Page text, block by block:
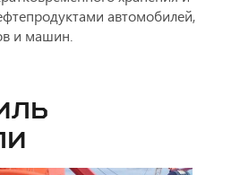
автомобилей,
и машин.